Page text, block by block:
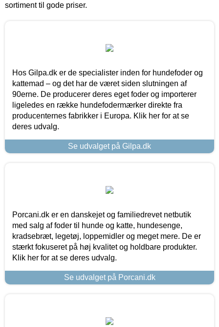
sortiment til gode priser.
Hos Gilpa.dk er de specialister inden for hundefoder og
kattemad – og det har de været siden slutningen af
90erne. De producerer deres eget foder og importerer
ligeledes en række hundefodermærker direkte fra
producenternes fabrikker i Europa. Klik her for at se
deres udvalg.
Se udvalget på Gilpa.dk
Porcani.dk er en danskejet og familiedrevet netbutik
med salg af foder til hunde og katte, hundesenge,
kradsebræt, legetøj, loppemidler og meget mere. De er
stærkt fokuseret på høj kvalitet og holdbare produkter.
Klik her for at se deres udvalg.
Se udvalget på Porcani.dk